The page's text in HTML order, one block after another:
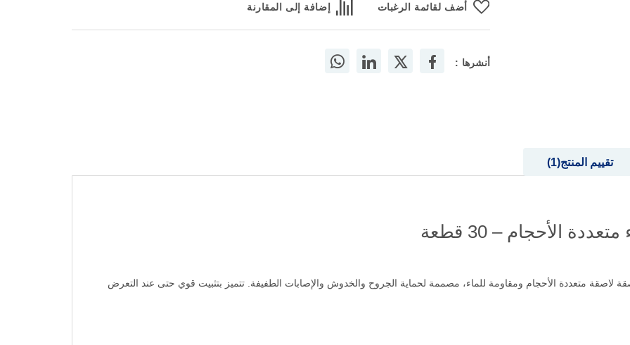
أضف لقائمة الرغبات إضافة إلى المقارنة
أنشرها :
الأحجام – 30 قطعة
لاصقات سمارثيرابي المقاومة للماء على 30 لصقة لاصقة متعددة الأحجام ومقاومة للماء، مصممة لحماية الجروح والخدوش والإصابات الطفيفة. تتميز بتثبيت قوي حتى عند التعرض
تقييم المنتج 1